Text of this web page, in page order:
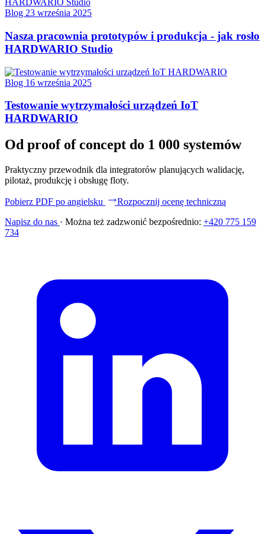
Blog 23 września 2025
Nasza pracownia prototypów i produkcja - jak rosło
HARDWARIO Studio
Blog 16 września 2025
Testowanie wytrzymałości urządzeń IoT
HARDWARIO
Od proof of concept do 1 000 systemów
Praktyczny przewodnik dla integratorów planujących walidację,
pilotaż, produkcję i obsługę floty.
Pobierz PDF po angielsku
Rozpocznij ocenę techniczną
Napisz do nas · Można też zadzwonić bezpośrednio: +420 775 159
734